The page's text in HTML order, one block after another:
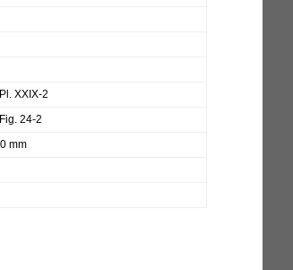
XXIX-2
24-2
mm